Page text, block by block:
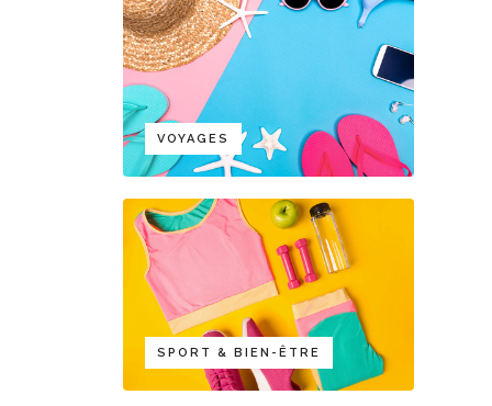
VOYAGES
SPORT & BIEN-ÊTRE